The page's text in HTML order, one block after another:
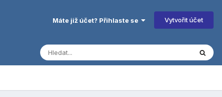
Máte již účet? Přihlaste se Vytvořit účet